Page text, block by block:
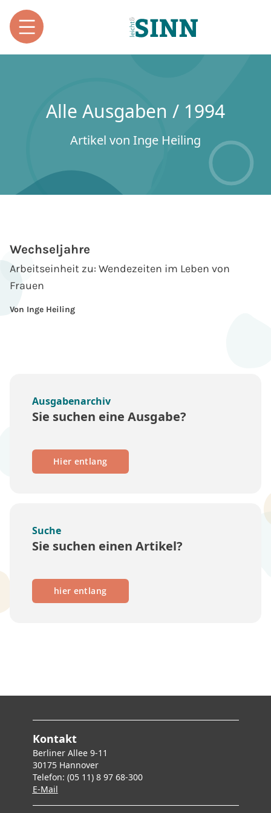
Alle Ausgaben / 1994
Artikel von Inge Heiling
Wechseljahre
Arbeitseinheit zu: Wendezeiten im Leben von
Frauen
Von Inge Heiling
Ausgabenarchiv
Sie suchen eine Ausgabe?
Hier entlang
Suche
Sie suchen einen Artikel?
hier entlang
Kontakt
Berliner Allee 9-11
30175 Hannover
Telefon: (05 11) 8 97 68-300
E-Mail